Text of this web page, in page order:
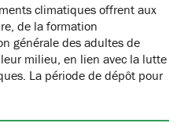
climatiques offrent aux
de la formation
générale des adultes de
milieu, en lien avec la lutte
La période de dépôt pour